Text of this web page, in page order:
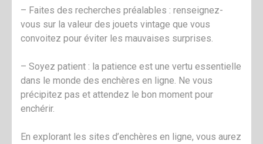
– Faites des recherches préalables : renseignez-
vous sur la valeur des jouets vintage que vous
convoitez pour éviter les mauvaises surprises.
– Soyez patient : la patience est une vertu essentielle
dans le monde des enchères en ligne. Ne vous
précipitez pas et attendez le bon moment pour
enchérir.
En explorant les sites d’enchères en ligne, vous aurez